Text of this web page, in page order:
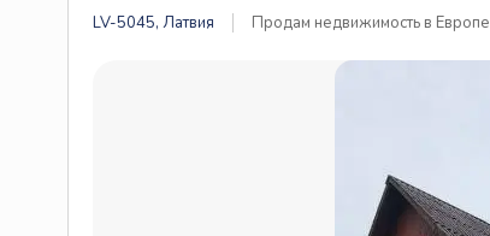
LV-5045, Латвия Продам недвижимость в Европе